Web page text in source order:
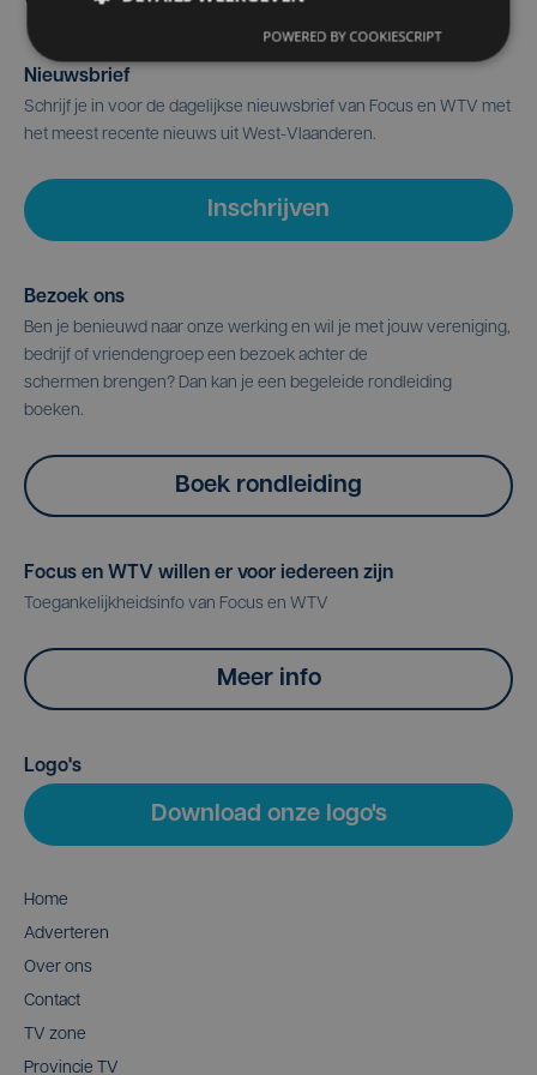
Nieuwsbrief
Schrijf je in voor de dagelijkse nieuwsbrief van Focus en WTV met
het meest recente nieuws uit West-Vlaanderen.
Inschrijven
Bezoek ons
Ben je benieuwd naar onze werking en wil je met jouw vereniging,
bedrijf of vriendengroep een bezoek achter de
schermen brengen? Dan kan je een begeleide rondleiding
boeken.
Boek rondleiding
Focus en WTV willen er voor iedereen zijn
Toegankelijkheidsinfo van Focus en WTV
Meer info
Logo's
Download onze logo's
Home
Adverteren
Over ons
Contact
TV zone
Provincie TV
POWERED BY COOKIESCRIPT